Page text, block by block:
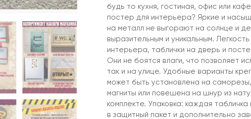
будь то кухня, гостиная, офис или
постер для интерьера? Яркие и
на металл не выгорают на солнце и
выразительным и уникальным.
интерьера, таблички на дверь и
Они не боятся влаги, что позволяет
так и на улице. Удобные варианты
может быть установлена на саморезы,
магниты или повешена на шнур из
комплекте. Упаковка: каждая
в защитный пакет и дополнительно